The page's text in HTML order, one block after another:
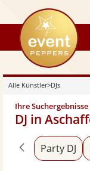
eventpeppers
Alle Künstler>DJs
Ihre
DJ in
Zurück zu
Party DJ